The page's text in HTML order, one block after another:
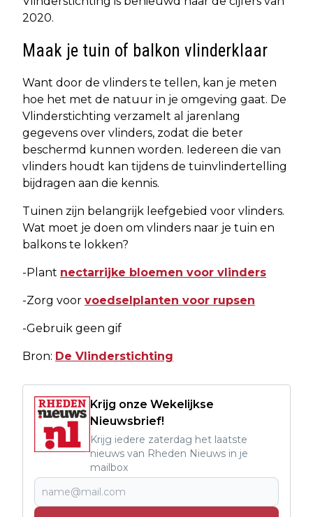
2020.
Maak je tuin of balkon vlinderklaar
Want door de vlinders te tellen, kan je meten
hoe het met de natuur in je omgeving gaat. De
Vlinderstichting verzamelt al jarenlang
gegevens over vlinders, zodat die beter
beschermd kunnen worden. Iedereen die van
vlinders houdt kan tijdens de tuinvlindertelling
bijdragen aan die kennis.
Tuinen zijn belangrijk leefgebied voor vlinders.
Wat moet je doen om vlinders naar je tuin en
balkons te lokken?
-Plant nectarrijke bloemen voor vlinders
-Zorg voor voedselplanten voor rupsen
-Gebruik geen gif
Bron: De Vlinderstichting
Krijg onze Wekelijkse
Nieuwsbrief!
Krijg iedere zaterdag het laatste
nieuws van Rheden Nieuws in je
mailbox